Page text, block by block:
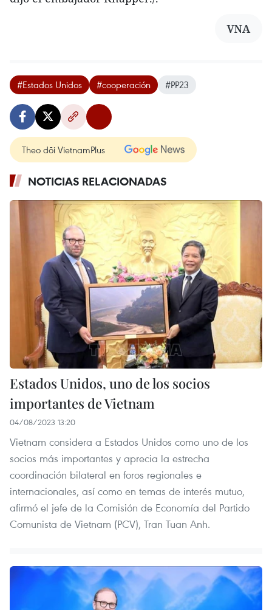
VNA
#Estados Unidos #cooperación #PP23
Theo dõi VietnamPlus
NOTICIAS RELACIONADAS
Estados Unidos, uno de los socios
importantes de Vietnam
04/08/2023 13:20
Vietnam considera a Estados Unidos como uno de los
socios más importantes y aprecia la estrecha
coordinación bilateral en foros regionales e
internacionales, así como en temas de interés mutuo,
afirmó el jefe de la Comisión de Economía del Partido
Comunista de Vietnam (PCV), Tran Tuan Anh.